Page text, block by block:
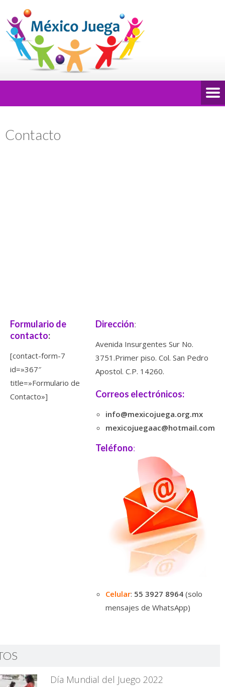
Contacto
Formulario de
contacto:
[contact-form-7
id=»367″
title=»Formulario de
Contacto»]
Dirección:
Avenida Insurgentes Sur No.
3751.Primer piso. Col. San Pedro
Apostol. C.P. 14260.
Correos electrónicos:
info@mexicojuega.org.mx
mexicojuegaac@hotmail.com
Teléfono:
Celular: 55 3927 8964 (solo
mensajes de WhatsApp)
Día Mundial del Juego 2022